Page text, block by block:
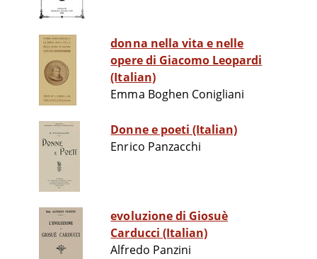
donna nella vita e nelle
opere di Giacomo Leopardi
(Italian)
Emma Boghen Conigliani
Donne e poeti (Italian)
Enrico Panzacchi
evoluzione di Giosuè
Carducci (Italian)
Alfredo Panzini